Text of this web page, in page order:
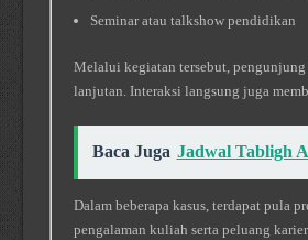
Seminar atau talkshow pendidikan
Melalui kegiatan tersebut,
lanjutan. Interaksi langsung juga
Baca Juga Jadwal Tabligh
Dalam beberapa kasus, terdapat pula
pengalaman kuliah serta peluang